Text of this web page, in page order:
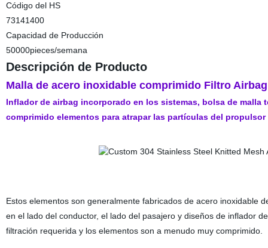
Código del HS
73141400
Capacidad de Producción
50000pieces/semana
Descripción de Producto
Malla de acero inoxidable comprimido Filtro Airbag
Inflador de airbag incorporado en los sistemas, bolsa de
comprimido elementos para atrapar las partículas del
Estos elementos son generalmente fabricados de acero inoxidable
en el lado del conductor, el lado del pasajero y diseños de inflador
filtración requerida y los elementos son a menudo muy comprimido.